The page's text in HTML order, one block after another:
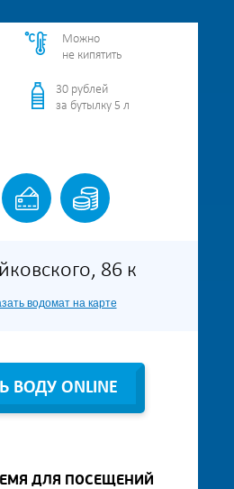
Можно
не кипятить
30 рублей
за бутылку 5 л
86 к
водомат на карте
ВОДУ ONLINE
ДЛЯ ПОСЕЩЕНИЙ